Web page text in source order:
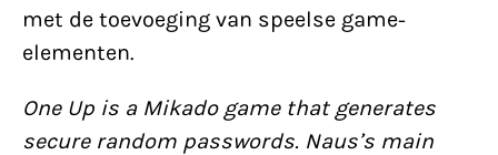
met de toevoeging van speelse game-
elementen.
One Up is a Mikado game that generates
secure random passwords. Naus’s main